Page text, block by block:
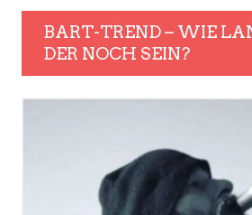
BART-TREND – WIE
DER NOCH SEIN?